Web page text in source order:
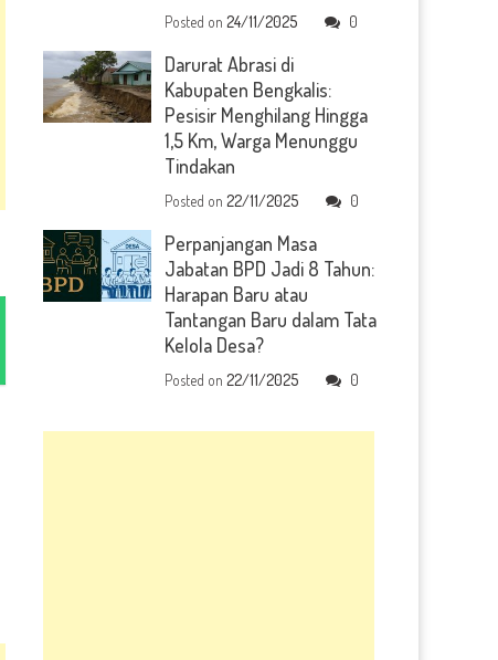
Posted on24/11/2025 0
Darurat Abrasi di
Kabupaten Bengkalis:
Pesisir Menghilang Hingga
1,5 Km, Warga Menunggu
Tindakan
Posted on22/11/2025 0
Perpanjangan Masa
Jabatan BPD Jadi 8 Tahun:
Harapan Baru atau
Tantangan Baru dalam Tata
Kelola Desa?
Posted on22/11/2025 0